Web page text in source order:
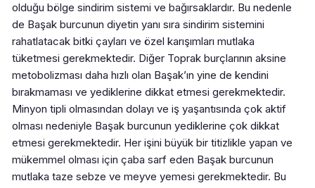
olduğu bölge sindirim sistemi ve bağırsaklardır. Bu nedenle
de Başak burcunun diyetin yanı sıra sindirim sistemini
rahatlatacak bitki çayları ve özel karışımları mutlaka
tüketmesi gerekmektedir. Diğer Toprak burçlarının aksine
metobolizması daha hızlı olan Başak’ın yine de kendini
bırakmaması ve yediklerine dikkat etmesi gerekmektedir.
Minyon tipli olmasından dolayı ve iş yaşantısında çok aktif
olması nedeniyle Başak burcunun yediklerine çok dikkat
etmesi gerekmektedir. Her işini büyük bir titizlikle yapan ve
mükemmel olması için çaba sarf eden Başak burcunun
mutlaka taze sebze ve meyve yemesi gerekmektedir. Bu